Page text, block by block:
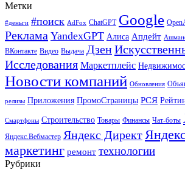
Метки
#деньги #поиск AdFox ChatGPT Google
Реклама YandexGPT Алиса Апдейт
ВКонтакте Видео Выдача Дзен
Исследования Маркетплейс
Новости компаний Обновления
релизы Приложения ПромоСтраницы РСЯ
Смартфоны Строительство Товары Финансы Чат-боты
Яндекс.Вебмастер Яндекс Директ
маркетинг ремонт технологии
Рубрики